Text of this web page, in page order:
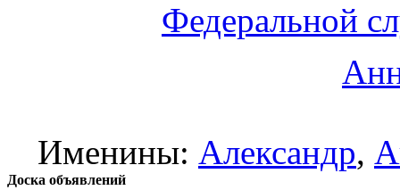
Федеральной
Именины: Александр,
Доска объявлений